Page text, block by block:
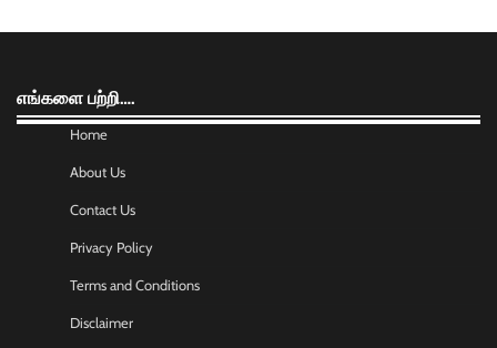
எங்களை பற்றி….
Home
About Us
Contact Us
Privacy Policy
Terms and Conditions
Disclaimer